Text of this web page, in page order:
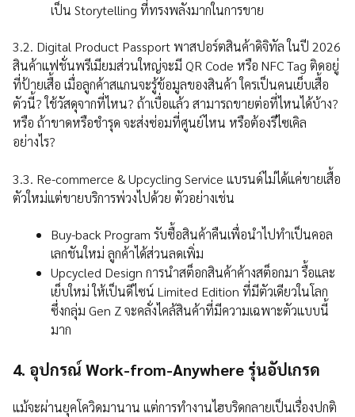
เป็น Storytelling ที่ทรงพลังมากในการขาย
3.2. Digital Product Passport พาสปอร์ตสินค้าดิจิทัล ในปี 2026
สินค้าแฟชั่นพรีเมียมส่วนใหญ่จะมี QR Code หรือ NFC Tag ติดอยู่
ที่ป้ายเสื้อ เมื่อลูกค้าสแกนจะรู้ข้อมูลของสินค้า ใครเป็นคนเย็บเสื้อ
ตัวนี้? ใช้วัสดุจากที่ไหน? ถ้าเบื่อแล้ว สามารถขายต่อที่ไหนได้บ้าง?
หรือ ถ้าขาดหรือชำรุด จะส่งซ่อมที่ศูนย์ไหน หรือต้องรีไซเคิล
อย่างไร?
3.3. Re-commerce & Upcycling Service แบรนด์ไม่ได้แค่ขายเสื้อ
ตัวใหม่แต่ขายบริการพ่วงไปด้วย ตัวอย่างเช่น
Buy-back Program รับซื้อสินค้าคืนเพื่อนำไปทำเป็นคอล
เลกชันใหม่ ลูกค้าได้ส่วนลดเพิ่ม
Upcycled Design การนำสต็อกสินค้าค้างสต็อกมา รื้อและ
เย็บใหม่ ให้เป็นดีไซน์ Limited Edition ที่มีตัวเดียวในโลก
ซึ่งกลุ่ม Gen Z จะคลั่งไคล้สินค้าที่มีความเฉพาะตัวแบบนี้
มาก
4. อุปกรณ์ Work-from-Anywhere รุ่นอัปเกรด
แม้จะผ่านยุคโควิดมานาน แต่การทำงานไฮบริดกลายเป็นเรื่องปกติ